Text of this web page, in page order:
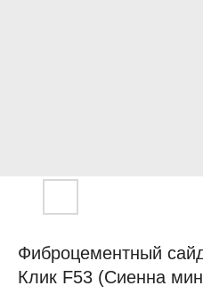
Фиброцементный
Клик F53 (Сиенна